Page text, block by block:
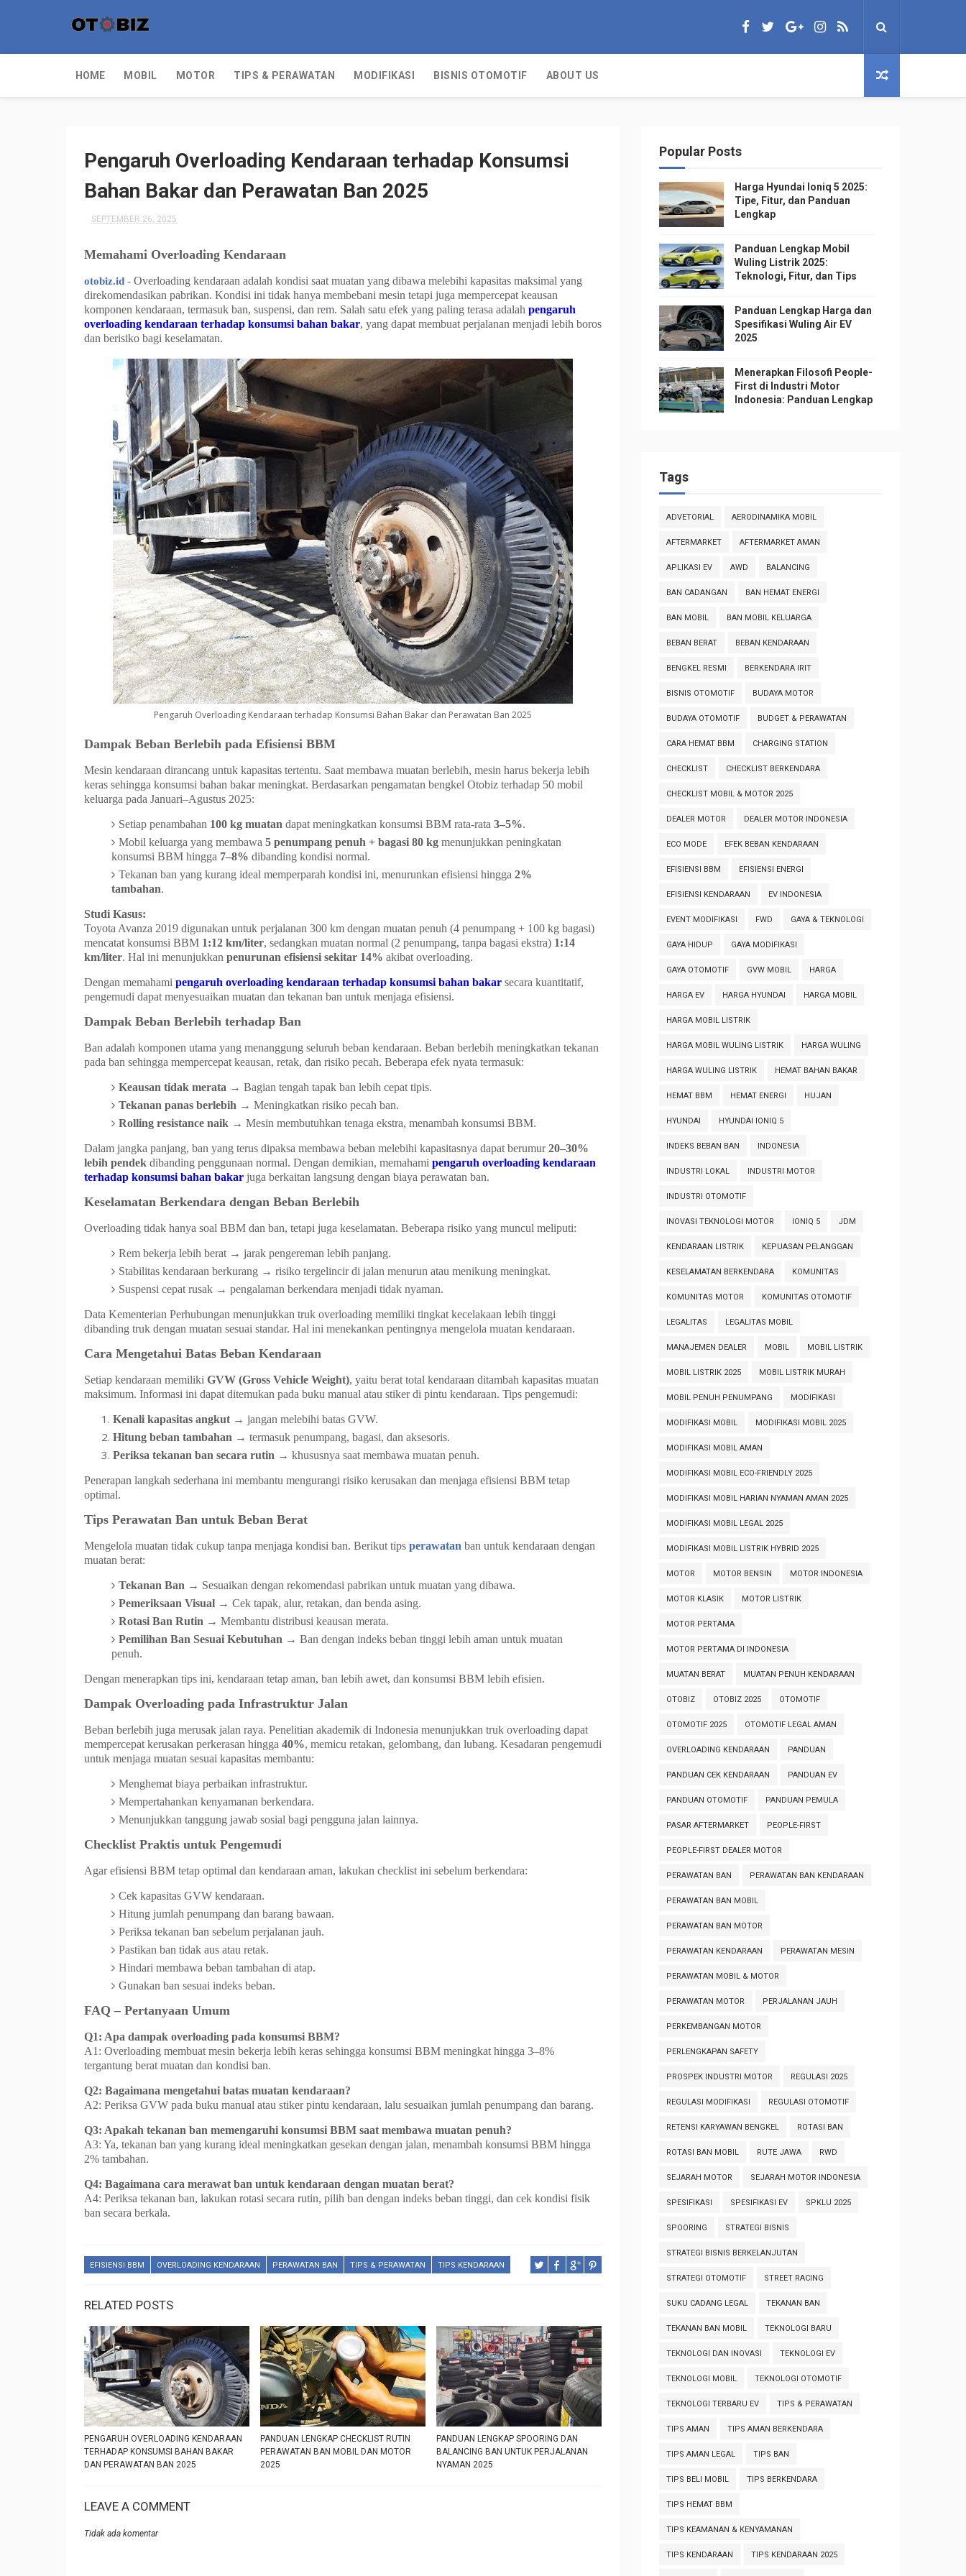
HOME MOBIL MOTOR TIPS & PERAWATAN MODIFIKASI BISNIS OTOMOTIF ABOUT US
Pengaruh Overloading Kendaraan terhadap Konsumsi
Bahan Bakar dan Perawatan Ban 2025
SEPTEMBER 26, 2025
Memahami Overloading Kendaraan
otobiz.id - Overloading kendaraan adalah kondisi saat muatan yang dibawa melebihi kapasitas maksimal yang
direkomendasikan pabrikan. Kondisi ini tidak hanya membebani mesin tetapi juga mempercepat keausan
komponen kendaraan, termasuk ban, suspensi, dan rem. Salah satu efek yang paling terasa adalah pengaruh
overloading kendaraan terhadap konsumsi bahan bakar, yang dapat membuat perjalanan menjadi lebih boros
dan berisiko bagi keselamatan.
Pengaruh Overloading Kendaraan terhadap Konsumsi Bahan Bakar dan Perawatan Ban 2025
Dampak Beban Berlebih pada Efisiensi BBM
Mesin kendaraan dirancang untuk kapasitas tertentu. Saat membawa muatan berlebih, mesin harus bekerja lebih
keras sehingga konsumsi bahan bakar meningkat. Berdasarkan pengamatan bengkel Otobiz terhadap 50 mobil
keluarga pada Januari–Agustus 2025:
Setiap penambahan 100 kg muatan dapat meningkatkan konsumsi BBM rata-rata 3–5%.
Mobil keluarga yang membawa 5 penumpang penuh + bagasi 80 kgmenunjukkan peningkatan
konsumsi BBM hingga 7–8% dibanding kondisi normal.
Tekanan ban yang kurang ideal memperparah kondisi ini, menurunkan efisiensi hingga 2%
tambahan.
Studi Kasus:
Toyota Avanza 2019 digunakan untuk perjalanan 300 km dengan muatan penuh (4 penumpang + 100 kg bagasi)
mencatat konsumsi BBM 1:12 km/liter, sedangkan muatan normal (2 penumpang, tanpa bagasi ekstra) 1:14
km/liter. Hal ini menunjukkan penurunan efisiensi sekitar 14% akibat overloading.
Dengan memahami pengaruh overloading kendaraan terhadap konsumsi bahan bakar secara kuantitatif,
pengemudi dapat menyesuaikan muatan dan tekanan ban untuk menjaga efisiensi.
Dampak Beban Berlebih terhadap Ban
Ban adalah komponen utama yang menanggung seluruh beban kendaraan. Beban berlebih meningkatkan tekanan
pada ban sehingga mempercepat keausan, retak, dan risiko pecah. Beberapa efek nyata termasuk:
Keausan tidak merata → Bagian tengah tapak ban lebih cepat tipis.
Tekanan panas berlebih → Meningkatkan risiko pecah ban.
Rolling resistance naik→ Mesin membutuhkan tenaga ekstra, menambah konsumsi BBM.
Dalam jangka panjang, ban yang terus dipaksa membawa beban melebihi kapasitasnya dapat berumur20–30%
lebih pendek dibanding penggunaan normal. Dengan demikian, memahami pengaruh overloading kendaraan
terhadap konsumsi bahan bakar juga berkaitan langsung dengan biaya perawatan ban.
Keselamatan Berkendara dengan Beban Berlebih
Overloading tidak hanya soal BBM dan ban, tetapi juga keselamatan. Beberapa risiko yang muncul meliputi:
Rem bekerja lebih berat → jarak pengereman lebih panjang.
Stabilitas kendaraan berkurang → risiko tergelincir di jalan menurun atau menikung meningkat.
Suspensi cepat rusak → pengalaman berkendara menjadi tidak nyaman.
Data Kementerian Perhubungan menunjukkan truk overloading memiliki tingkat kecelakaan lebih tinggi
dibanding truk dengan muatan sesuai standar. Hal ini menekankan pentingnya mengelola muatan kendaraan.
Cara Mengetahui Batas Beban Kendaraan
Setiap kendaraan memiliki GVW (Gross Vehicle Weight), yaitu berat total kendaraan ditambah kapasitas muatan
maksimum. Informasi ini dapat ditemukan pada buku manual atau stiker di pintu kendaraan. Tips pengemudi:
Kenali kapasitas angkut → jangan melebihi batas GVW.
Hitung beban tambahan → termasuk penumpang, bagasi, dan aksesoris.
Periksa tekanan ban secara rutin → khususnya saat membawa muatan penuh.
Penerapan langkah sederhana ini membantu mengurangi risiko kerusakan dan menjaga efisiensi BBM tetap
optimal.
Tips Perawatan Ban untuk Beban Berat
Mengelola muatan tidak cukup tanpa menjaga kondisi ban. Berikut tips perawatan ban untuk kendaraan dengan
muatan berat:
Tekanan Ban → Sesuaikan dengan rekomendasi pabrikan untuk muatan yang dibawa.
Pemeriksaan Visual→ Cek tapak, alur, retakan, dan benda asing.
Rotasi Ban Rutin → Membantu distribusi keausan merata.
Pemilihan Ban Sesuai Kebutuhan → Ban dengan indeks beban tinggi lebih aman untuk muatan
penuh.
Dengan menerapkan tips ini, kendaraan tetap aman, ban lebih awet, dan konsumsi BBM lebih efisien.
Dampak Overloading pada Infrastruktur Jalan
Beban berlebih juga merusak jalan raya. Penelitian akademik di Indonesia menunjukkan truk overloading dapat
mempercepat kerusakan perkerasan hingga 40%, memicu retakan, gelombang, dan lubang. Kesadaran pengemudi
untuk menjaga muatan sesuai kapasitas membantu:
Menghemat biaya perbaikan infrastruktur.
Mempertahankan kenyamanan berkendara.
Menunjukkan tanggung jawab sosial bagi pengguna jalan lainnya.
Checklist Praktis untuk Pengemudi
Agar efisiensi BBM tetap optimal dan kendaraan aman, lakukan checklist ini sebelum berkendara:
Cek kapasitas GVW kendaraan.
Hitung jumlah penumpang dan barang bawaan.
Periksa tekanan ban sebelum perjalanan jauh.
Pastikan ban tidak aus atau retak.
Hindari membawa beban tambahan di atap.
Gunakan ban sesuai indeks beban.
FAQ – Pertanyaan Umum
Q1: Apa dampak overloading pada konsumsi BBM?
A1: Overloading membuat mesin bekerja lebih keras sehingga konsumsi BBM meningkat hingga 3–8%
tergantung berat muatan dan kondisi ban.
Q2: Bagaimana mengetahui batas muatan kendaraan?
A2: Periksa GVW pada buku manual atau stiker pintu kendaraan, lalu sesuaikan jumlah penumpang dan barang.
Q3: Apakah tekanan ban memengaruhi konsumsi BBM saat membawa muatan penuh?
A3: Ya, tekanan ban yang kurang ideal meningkatkan gesekan dengan jalan, menambah konsumsi BBM hingga
2% tambahan.
Q4: Bagaimana cara merawat ban untuk kendaraan dengan muatan berat?
A4: Periksa tekanan ban, lakukan rotasi secara rutin, pilih ban dengan indeks beban tinggi, dan cek kondisi fisik
ban secara berkala.
EFISIENSI BBM OVERLOADING KENDARAAN PERAWATAN BAN TIPS & PERAWATAN TIPS KENDARAAN
RELATED POSTS
PENGARUH OVERLOADING KENDARAAN
TERHADAP KONSUMSI BAHAN BAKAR
DAN PERAWATAN BAN 2025
PANDUAN LENGKAP CHECKLIST RUTIN
PERAWATAN BAN MOBIL DAN MOTOR
2025
PANDUAN LENGKAP SPOORING DAN
BALANCING BAN UNTUK PERJALANAN
NYAMAN 2025
LEAVE A COMMENT
Tidak ada komentar
Popular Posts
Harga Hyundai Ioniq 5 2025:
Tipe, Fitur, dan Panduan
Lengkap
Panduan Lengkap Mobil
Wuling Listrik 2025:
Teknologi, Fitur, dan Tips
Panduan Lengkap Harga dan
Spesifikasi Wuling Air EV
2025
Menerapkan Filosofi People-
First di Industri Motor
Indonesia: Panduan Lengkap
Tags
ADVETORIAL AERODINAMIKA MOBIL
AFTERMARKET AFTERMARKET AMAN
APLIKASI EV AWD BALANCING
BAN CADANGAN BAN HEMAT ENERGI
BAN MOBIL BAN MOBIL KELUARGA
BEBAN BERAT BEBAN KENDARAAN
BENGKEL RESMI BERKENDARA IRIT
BISNIS OTOMOTIF BUDAYA MOTOR
BUDAYA OTOMOTIF BUDGET & PERAWATAN
CARA HEMAT BBM CHARGING STATION
CHECKLIST CHECKLIST BERKENDARA
CHECKLIST MOBIL & MOTOR 2025
DEALER MOTOR DEALER MOTOR INDONESIA
ECO MODE EFEK BEBAN KENDARAAN
EFISIENSI BBM EFISIENSI ENERGI
EFISIENSI KENDARAAN EV INDONESIA
EVENT MODIFIKASI FWD GAYA & TEKNOLOGI
GAYA HIDUP GAYA MODIFIKASI
GAYA OTOMOTIF GVW MOBIL HARGA
HARGA EV HARGA HYUNDAI HARGA MOBIL
HARGA MOBIL LISTRIK
HARGA MOBIL WULING LISTRIK HARGA WULING
HARGA WULING LISTRIK HEMAT BAHAN BAKAR
HEMAT BBM HEMAT ENERGI HUJAN
HYUNDAI HYUNDAI IONIQ 5
INDEKS BEBAN BAN INDONESIA
INDUSTRI LOKAL INDUSTRI MOTOR
INDUSTRI OTOMOTIF
INOVASI TEKNOLOGI MOTOR IONIQ 5 JDM
KENDARAAN LISTRIK KEPUASAN PELANGGAN
KESELAMATAN BERKENDARA KOMUNITAS
KOMUNITAS MOTOR KOMUNITAS OTOMOTIF
LEGALITAS LEGALITAS MOBIL
MANAJEMEN DEALER MOBIL MOBIL LISTRIK
MOBIL LISTRIK 2025 MOBIL LISTRIK MURAH
MOBIL PENUH PENUMPANG MODIFIKASI
MODIFIKASI MOBIL MODIFIKASI MOBIL 2025
MODIFIKASI MOBIL AMAN
MODIFIKASI MOBIL ECO-FRIENDLY 2025
MODIFIKASI MOBIL HARIAN NYAMAN AMAN 2025
MODIFIKASI MOBIL LEGAL 2025
MODIFIKASI MOBIL LISTRIK HYBRID 2025
MOTOR MOTOR BENSIN MOTOR INDONESIA
MOTOR KLASIK MOTOR LISTRIK
MOTOR PERTAMA
MOTOR PERTAMA DI INDONESIA
MUATAN BERAT MUATAN PENUH KENDARAAN
OTOBIZ OTOBIZ 2025 OTOMOTIF
OTOMOTIF 2025 OTOMOTIF LEGAL AMAN
OVERLOADING KENDARAAN PANDUAN
PANDUAN CEK KENDARAAN PANDUAN EV
PANDUAN OTOMOTIF PANDUAN PEMULA
PASAR AFTERMARKET PEOPLE-FIRST
PEOPLE-FIRST DEALER MOTOR
PERAWATAN BAN PERAWATAN BAN KENDARAAN
PERAWATAN BAN MOBIL
PERAWATAN BAN MOTOR
PERAWATAN KENDARAAN PERAWATAN MESIN
PERAWATAN MOBIL & MOTOR
PERAWATAN MOTOR PERJALANAN JAUH
PERKEMBANGAN MOTOR
PERLENGKAPAN SAFETY
PROSPEK INDUSTRI MOTOR REGULASI 2025
REGULASI MODIFIKASI REGULASI OTOMOTIF
RETENSI KARYAWAN BENGKEL ROTASI BAN
ROTASI BAN MOBIL RUTE JAWA RWD
SEJARAH MOTOR SEJARAH MOTOR INDONESIA
SPESIFIKASI SPESIFIKASI EV SPKLU 2025
SPOORING STRATEGI BISNIS
STRATEGI BISNIS BERKELANJUTAN
STRATEGI OTOMOTIF STREET RACING
SUKU CADANG LEGAL TEKANAN BAN
TEKANAN BAN MOBIL TEKNOLOGI BARU
TEKNOLOGI DAN INOVASI TEKNOLOGI EV
TEKNOLOGI MOBIL TEKNOLOGI OTOMOTIF
TEKNOLOGI TERBARU EV TIPS & PERAWATAN
TIPS AMAN TIPS AMAN BERKENDARA
TIPS AMAN LEGAL TIPS BAN
TIPS BELI MOBIL TIPS BERKENDARA
TIPS HEMAT BBM
TIPS KEAMANAN & KENYAMANAN
TIPS KENDARAAN TIPS KENDARAAN 2025